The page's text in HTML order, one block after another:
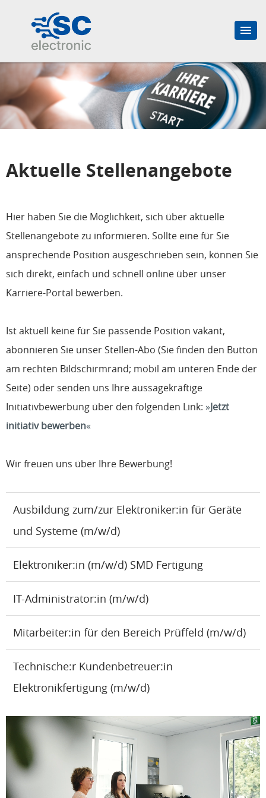
Aktuelle Stellenangebote
Hier haben Sie die Möglichkeit, sich über aktuelle
Stellenangebote zu informieren. Sollte eine für Sie
ansprechende Position ausgeschrieben sein, können Sie
sich direkt, einfach und schnell online über unser
Karriere-Portal bewerben.
Ist aktuell keine für Sie passende Position vakant,
abonnieren Sie unser Stellen-Abo (Sie finden den Button
am rechten Bildschirmrand; mobil am unteren Ende der
Seite) oder senden uns Ihre aussagekräftige
Initiativbewerbung über den folgenden Link:
Jetzt
initiativ bewerben
Wir freuen uns über Ihre Bewerbung!
Ausbildung zum/zur Elektroniker:in für Geräte
und Systeme (m/w/d)
Elektroniker:in (m/w/d) SMD Fertigung
IT-Administrator:in (m/w/d)
Mitarbeiter:in für den Bereich Prüffeld (m/w/d)
Technische:r Kundenbetreuer:in
Elektronikfertigung (m/w/d)